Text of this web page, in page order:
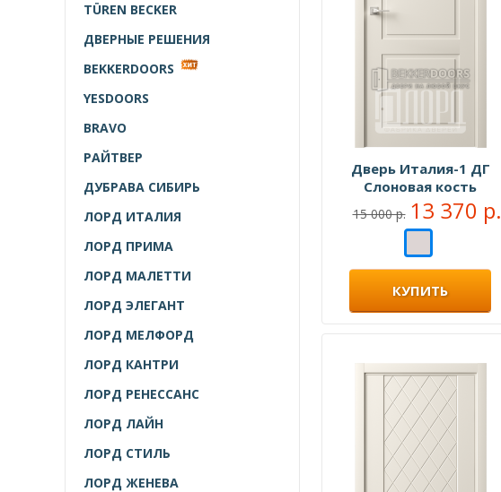
TÜREN BECKER
ДВЕРНЫЕ РЕШЕНИЯ
BEKKERDOORS
YESDOORS
BRAVO
РАЙТВЕР
ДУБРАВА СИБИРЬ
ЛОРД ИТАЛИЯ
ЛОРД ПРИМА
ЛОРД МАЛЕТТИ
ЛОРД ЭЛЕГАНТ
ЛОРД МЕЛФОРД
ЛОРД КАНТРИ
ЛОРД РЕНЕССАНС
ЛОРД ЛАЙН
ЛОРД СТИЛЬ
ЛОРД ЖЕНЕВА
Дверь Италия-1 ДГ
Слоновая кость
15 000 р. 13 370 р.
КУПИТЬ